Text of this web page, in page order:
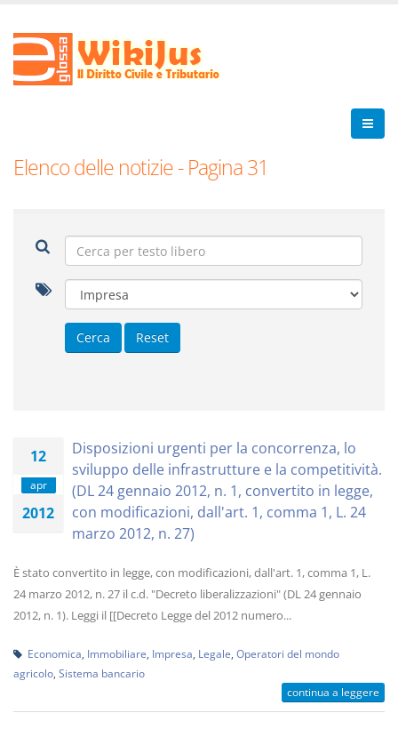
Elenco delle notizie - Pagina 31
12
apr
2012
Disposizioni urgenti per la concorrenza, lo
sviluppo delle infrastrutture e la competitività.
(DL 24 gennaio 2012, n. 1, convertito in legge,
con modificazioni, dall'art. 1, comma 1, L. 24
marzo 2012, n. 27)
È stato convertito in legge, con modificazioni, dall'art. 1, comma 1, L.
24 marzo 2012, n. 27 il c.d. "Decreto liberalizzazioni" (DL 24 gennaio
2012, n. 1). Leggi il [[Decreto Legge del 2012 numero...
Economica Immobiliare Impresa Legale Operatori del mondo
agricolo Sistema bancario
continua a leggere